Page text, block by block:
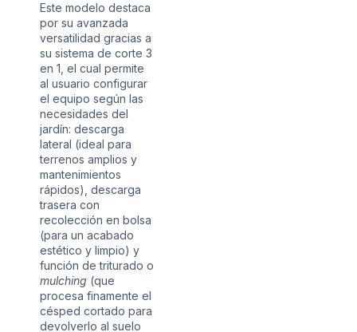
Este modelo destaca
por su avanzada
versatilidad gracias a
su sistema de corte 3
en 1, el cual permite
al usuario configurar
el equipo según las
necesidades del
jardín: descarga
lateral (ideal para
terrenos amplios y
mantenimientos
rápidos), descarga
trasera con
recolección en bolsa
(para un acabado
estético y limpio) y
función de triturado o
mulching (que
procesa finamente el
césped cortado para
devolverlo al suelo